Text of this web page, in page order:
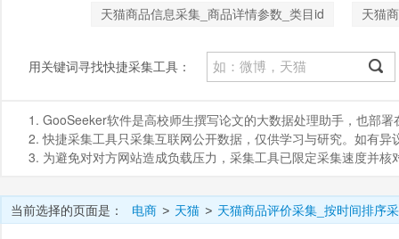
天猫商品信息采集_商品详情参数_类目id
天猫
用关键词寻找快捷采集工具：
1. GooSeeker软件是高校师生撰写论文的大数据处理助手，也部
2. 快捷采集工具只采集互联网公开数据，仅供学习与研究。如有
3. 为避免对对方网站造成负载压力，采集工具已限定采集速度并
当前选择的页面是： 电商 > 天猫 > 天猫商品评价采集_按时间排序